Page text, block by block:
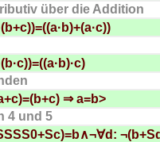
über die Addition
⇒ a=b>
4 und 5